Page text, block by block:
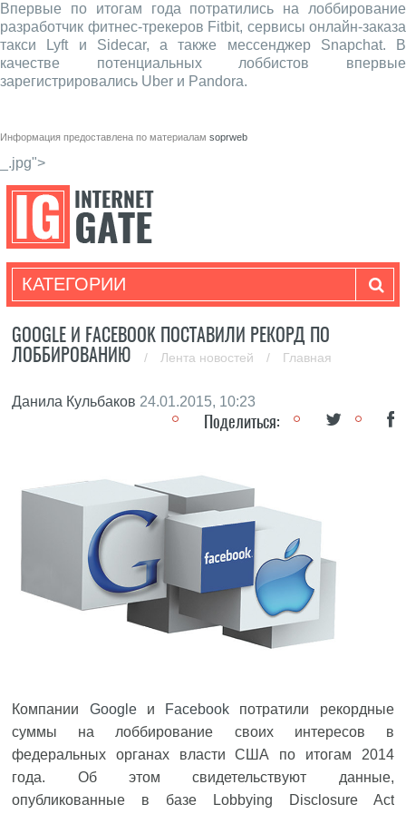
Впервые по итогам года потратились на лоббирование
разработчик фитнес-трекеров Fitbit, сервисы онлайн-заказа
такси Lyft и Sidecar, а также мессенджер Snapchat. В
качестве потенциальных лоббистов впервые
зарегистрировались Uber и Pandora.
Информация предоставлена по материалам soprweb
_.jpg">
КАТЕГОРИИ
GOOGLE И FACEBOOK ПОСТАВИЛИ РЕКОРД ПО
ЛОББИРОВАНИЮ
/ Лента новостей / Главная
Данила Кульбаков 24.01.2015, 10:23
Поделиться:
Компании Googleи Facebook потратили рекордные
суммы на лоббирование своих интересов в
федеральных органах власти США по итогам 2014
года. Об этом свидетельствуют данные,
опубликованные в базе Lobbying Disclosure Act